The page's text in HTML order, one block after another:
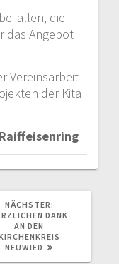
allen, die
das Angebot
Vereinsarbeit
der Kita
NÄCHSTER:
BEITRAG:
DANK
AN DEN
NEUWIED